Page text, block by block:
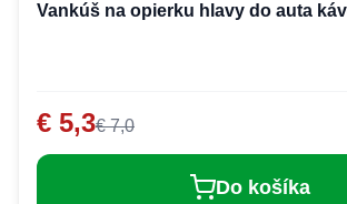
Vankúš na opierku hlavy do auta
€ 5,3€ 7,0
Do košíka